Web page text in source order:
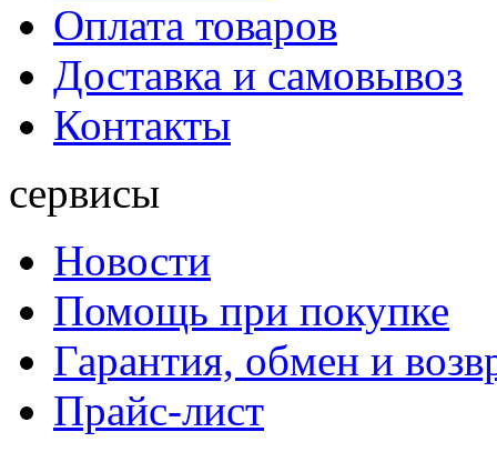
Оплата товаров
Доставка и самовывоз
Контакты
сервисы
Новости
Помощь при покупке
Гарантия, обмен и
Прайс-лист